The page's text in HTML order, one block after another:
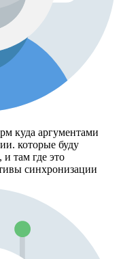
куда аргументами
которые буду
там где это
синхронизации